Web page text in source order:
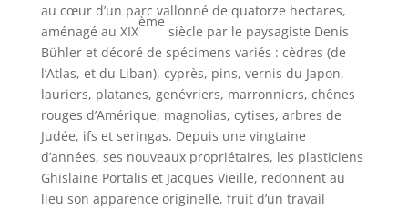
au cœur d’un parc vallonné de quatorze hectares,
aménagé au XIX
ème
siècle par le paysagiste Denis
Bühler et décoré de spécimens variés : cèdres (de
l’Atlas, et du Liban), cyprès, pins, vernis du Japon,
lauriers, platanes, genévriers, marronniers, chênes
rouges d’Amérique, magnolias, cytises, arbres de
Judée, ifs et seringas. Depuis une vingtaine
d’années, ses nouveaux propriétaires, les plasticiens
Ghislaine Portalis et Jacques Vieille, redonnent au
lieu son apparence originelle, fruit d’un travail